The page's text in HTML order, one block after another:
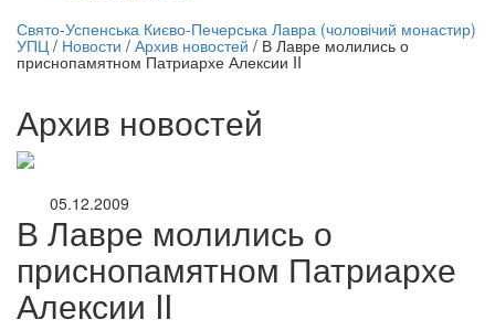
трансляция | 12 сентября
трансляции
Свято-Успенська Києво-Печерська Лавра (чоловічий монастир)
УПЦ / Новости / Архив новостей / В Лавре молились о
приснопамятном Патриархе Алексии II
Архив новостей
05.12.2009
В Лавре молились о
приснопамятном Патриархе
Алексии II